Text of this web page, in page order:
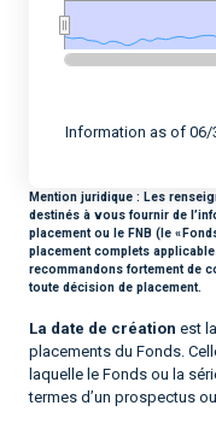
Information as of 06/
Mention juridique : Les
destinés à vous fournir de
placement ou le FNB (le «
placement complets
recommandons fortement de
toute décision de placement.
La date de création est
placements du Fonds.
laquelle le Fonds ou la
termes d’un prospectus